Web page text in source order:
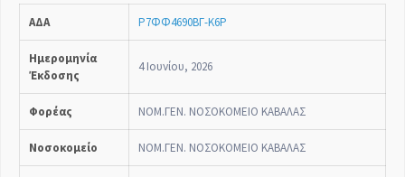
ΑΔΑ Ρ7ΦΦ4690ΒΓ-Κ6Ρ
Ημερομηνία
Έκδοσης
4 Ιουνίου, 2026
Φορέας ΝΟΜ.ΓΕΝ. ΝΟΣΟΚΟΜΕΙΟ ΚΑΒΑΛΑΣ
Νοσοκομείο ΝΟΜ.ΓΕΝ. ΝΟΣΟΚΟΜΕΙΟ ΚΑΒΑΛΑΣ